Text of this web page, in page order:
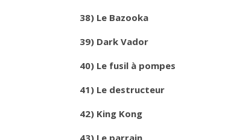
38) Le Bazooka
39) Dark Vador
40) Le fusil à pompes
41) Le destructeur
42) King Kong
43) Le parrain